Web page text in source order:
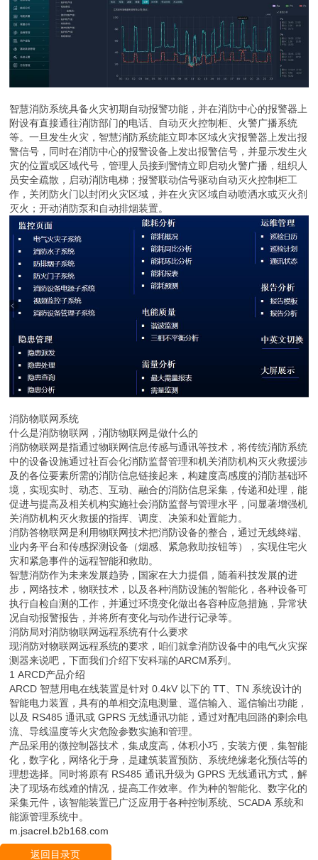
智慧消防系统具备火灾初期自动报警功能，并在消防中心的报警器上
附设有直接通往消防部门的电话、自动灭火控制柜、火警广播系统
等。一旦发生火灾，智慧消防系统能立即本区域火灾报警器上发出报
警信号，同时在消防中心的报警设备上发出报警信号，并显示发生火
灾的位置或区域代号，管理人员接到警情立即启动火警广播，组织人
员安全疏散，启动消防电梯；报警联动信号驱动自动灭火控制柜工
作，关闭防火门以封闭火灾区域，并在火灾区域自动喷洒水或灭火剂
灭火；开动消防泵和自动排烟装置。
消防物联网系统
什么是消防物联网，消防物联网是做什么的
消防物联网是指通过物联网信息传感与通讯等技术，将传统消防系统
中的设备设施通过社百会化消防监督管理和机关消防机构灭火救援涉
及的各位要素所需的消防信息链接起来，构建度高感度的消防基础环
境，实现实时、动态、互动、融合的消防信息采集，传递和处理，能
促进与提高及相关机构实施社会消防监督与管理水平，问显著增强机
关消防机构灭火救援的指挥、调度、决策和处置能力。
消防答物联网是利用物联网技术把消防设备的整合，通过无线终端、
业内务平台和传感探测设备（烟感、紧急救助按钮等），实现住宅火
灾和紧急事件的远程智能和救助。
智慧消防作为未来发展趋势，国家在大力提倡，随着科技发展的进
步，网络技术，物联技术，以及各种消防设施的智能化，各种设备可
执行自检自测的工作，并通过环境变化做出各容种应急措施，异常状
况自动报警报告，并将所有变化与动作进行记录等。
消防局对消防物联网远程系统有什么要求
现消防对物联网远程系统的要求，咱们就拿消防设备中的电气火灾探
测器来说吧，下面我们介绍下安科瑞的ARCM系列。
1 ARCD产品介绍
ARCD 智慧用电在线装置是针对 0.4kV 以下的 TT、TN 系统设计的
智能电力装置，具有的单相交流电测量、遥信输入、遥信输出功能，
以及 RS485 通讯或 GPRS 无线通讯功能，通过对配电回路的剩余电
流、导线温度等火灾危险参数实施和管理。
产品采用的微控制器技术，集成度高，体积小巧，安装方便，集智能
化，数字化，网络化于身，是建筑装置预防、系统绝缘老化预估等的
理想选择。同时将原有 RS485 通讯升级为 GPRS 无线通讯方式，解
决了现场布线难的情况，提高工作效率。作为种的智能化、数字化的
采集元件，该智能装置已广泛应用于各种控制系统、SCADA 系统和
能源管理系统中。
m.jsacrel.b2b168.com
返回目录页